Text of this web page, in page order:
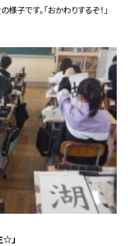
子です。「おかわりするぞ！」
☆」